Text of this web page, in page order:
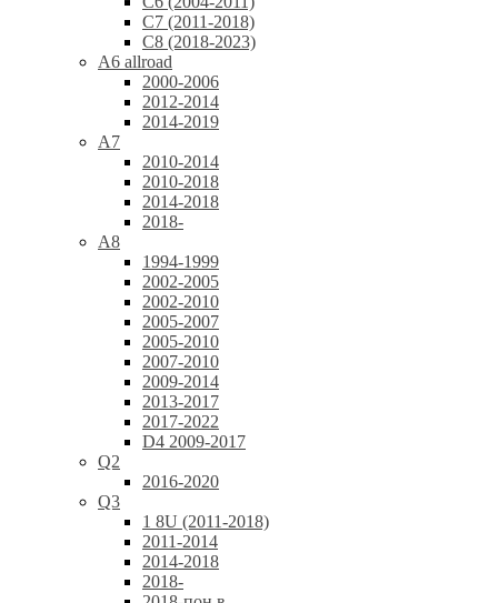
C7 (2011-2018)
C8 (2018-2023)
A6 allroad
2000-2006
2012-2014
2014-2019
A7
2010-2014
2010-2018
2014-2018
2018-
A8
1994-1999
2002-2005
2002-2010
2005-2007
2005-2010
2007-2010
2009-2014
2013-2017
2017-2022
D4 2009-2017
Q2
2016-2020
Q3
1 8U (2011-2018)
2011-2014
2014-2018
2018-